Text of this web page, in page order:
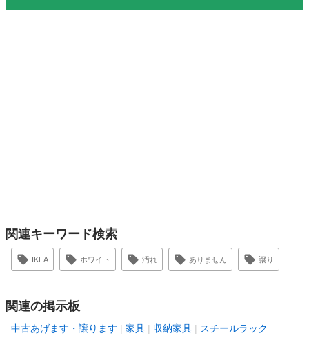
関連キーワード検索
IKEA ホワイト 汚れ ありません 譲り
関連の掲示板
中古あげます・譲ります 家具 収納家具 スチールラック